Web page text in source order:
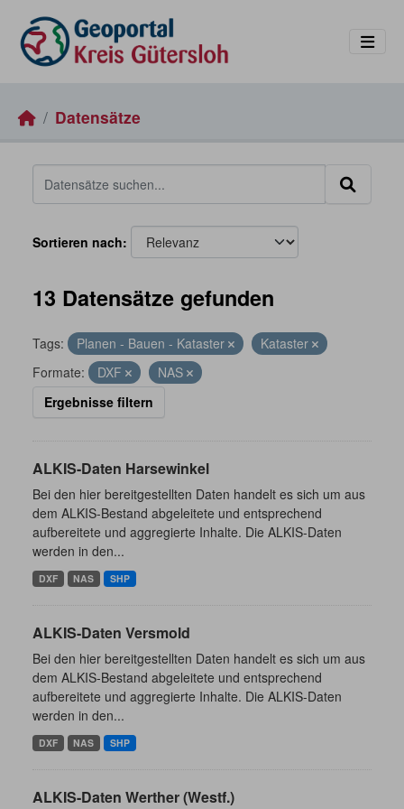
Datensätze
Sortieren nach
13 Datensätze gefunden
Tags: Planen - Bauen - Kataster
Kataster
Formate:
DXF
NAS
Ergebnisse filtern
ALKIS-Daten Harsewinkel
Bei den hier bereitgestellten Daten handelt es sich um aus
dem ALKIS-Bestand abgeleitete und entsprechend
aufbereitete und aggregierte Inhalte. Die ALKIS-Daten
werden in den...
DXF NAS SHP
ALKIS-Daten Versmold
Bei den hier bereitgestellten Daten handelt es sich um aus
dem ALKIS-Bestand abgeleitete und entsprechend
aufbereitete und aggregierte Inhalte. Die ALKIS-Daten
werden in den...
DXF NAS SHP
ALKIS-Daten Werther (Westf.)